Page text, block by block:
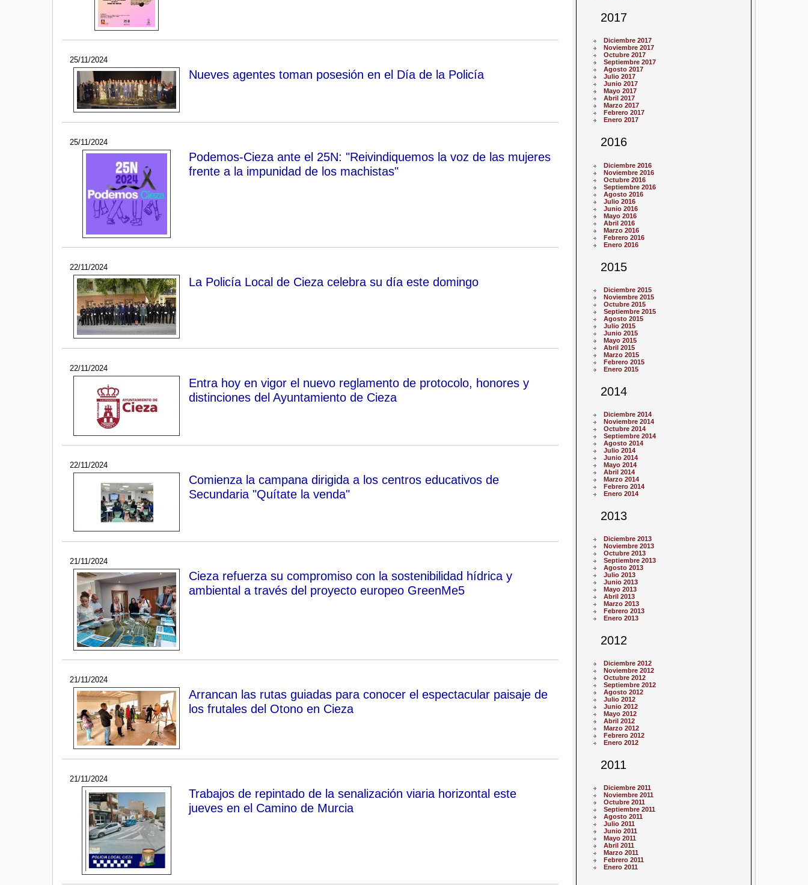
25/11/2024
Nueves agentes toman posesión en el Día de la Policía
25/11/2024
Podemos-Cieza ante el 25N: "Reivindiquemos la voz de las mujeres
frente a la impunidad de los machistas"
22/11/2024
La Policía Local de Cieza celebra su día este domingo
22/11/2024
Entra hoy en vigor el nuevo reglamento de protocolo, honores y
distinciones del Ayuntamiento de Cieza
22/11/2024
Comienza la campana dirigida a los centros educativos de
Secundaria "Quítate la venda"
21/11/2024
Cieza refuerza su compromiso con la sostenibilidad hídrica y
ambiental a través del proyecto europeo GreenMe5
21/11/2024
Arrancan las rutas guiadas para conocer el espectacular paisaje de
los frutales del Otono en Cieza
21/11/2024
Trabajos de repintado de la senalización viaria horizontal este
jueves en el Camino de Murcia
2017
Diciembre 2017
Noviembre 2017
Octubre 2017
Septiembre 2017
Agosto 2017
Julio 2017
Junio 2017
Mayo 2017
Abril 2017
Marzo 2017
Febrero 2017
Enero 2017
2016
Diciembre 2016
Noviembre 2016
Octubre 2016
Septiembre 2016
Agosto 2016
Julio 2016
Junio 2016
Mayo 2016
Abril 2016
Marzo 2016
Febrero 2016
Enero 2016
2015
Diciembre 2015
Noviembre 2015
Octubre 2015
Septiembre 2015
Agosto 2015
Julio 2015
Junio 2015
Mayo 2015
Abril 2015
Marzo 2015
Febrero 2015
Enero 2015
2014
Diciembre 2014
Noviembre 2014
Octubre 2014
Septiembre 2014
Agosto 2014
Julio 2014
Junio 2014
Mayo 2014
Abril 2014
Marzo 2014
Febrero 2014
Enero 2014
2013
Diciembre 2013
Noviembre 2013
Octubre 2013
Septiembre 2013
Agosto 2013
Julio 2013
Junio 2013
Mayo 2013
Abril 2013
Marzo 2013
Febrero 2013
Enero 2013
2012
Diciembre 2012
Noviembre 2012
Octubre 2012
Septiembre 2012
Agosto 2012
Julio 2012
Junio 2012
Mayo 2012
Abril 2012
Marzo 2012
Febrero 2012
Enero 2012
2011
Diciembre 2011
Noviembre 2011
Octubre 2011
Septiembre 2011
Agosto 2011
Julio 2011
Junio 2011
Mayo 2011
Abril 2011
Marzo 2011
Febrero 2011
Enero 2011